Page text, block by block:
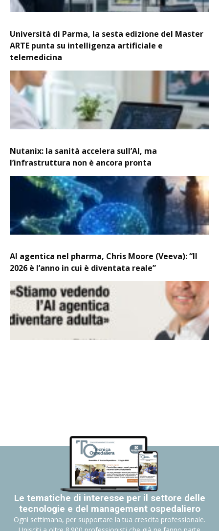
Università di Parma, la sesta edizione del Master
ARTE punta su intelligenza artificiale e
telemedicina
Nutanix: la sanità accelera sull’AI, ma
l’infrastruttura non è ancora pronta
AI agentica nel pharma, Chris Moore (Veeva): “Il
2026 è l’anno in cui è diventata reale”
Le tematiche di interesse per il settore delle
tecnologie e del management ospedaliero
Ogni settimana, per supportare la tua crescita professionale.